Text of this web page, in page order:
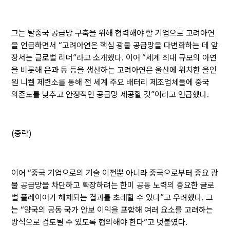
그는 탈중국 공급망 구축을 위해 협력해야 할 기업으로 고려아연
을 언급하면서 “고려아연은 핵심 광물 공급망을 다변화하는 데 앞
장서는 글로벌 리더”라고 소개했다. 이어 “세계 최대 규모의 아연
을 비롯해 은과 동 등을 생산하는 고려아연은 울산에 위치한 올인
원 니켈 제련소를 통해 전 세계 주요 배터리 제조업체들에 중국
의존도를 낮추고 안정적인 공급망 제공할 것”이라고 언급했다.
(중략)
이어 “중국 기업으로의 기술 이전뿐 아니라 중국으로부터 중요 광
물 공급망을 차단하고 확장하려는 한미 공동 노력의 중요한 글로
벌 플레이어가 해체되는 결과를 초래할 수 있다”고 우려했다. 그
는 “양국의 공동 국가 안보 이익을 포함해 여러 요소를 고려하는
방식으로 검토될 수 있도록 협의해야 한다”고 덧붙였다.